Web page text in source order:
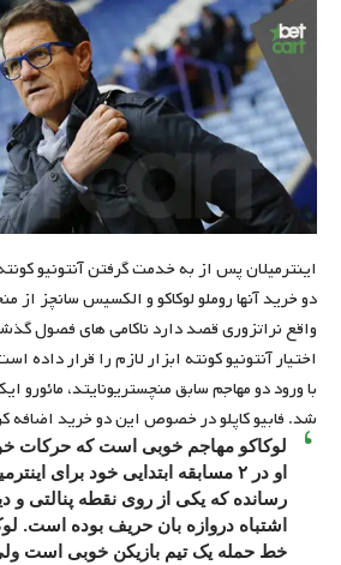
اینترمیلان پس از به خدمت گرفتن آنتونیو
دو خرید آنها روملو لوکاکو و الکسیس سانچز از
واقع نراتزوری قصد دارد ناکامی های فصول
اختیار آنتونیو کونته ابزار لازم را قرار داده
با ورود دو مهاجم سابق منچستریونایتد، مائورو
شد. فابیو کاپلو در خصوص این دو خرید اضافه
لوکاکو مهاجم خوبی است که حرکات
رسانده که یکی از روی نقطه پنالتی و
اشتباه دروازه بان حریف بوده است.
خط حمله یک تیم بازیکن خوبی است